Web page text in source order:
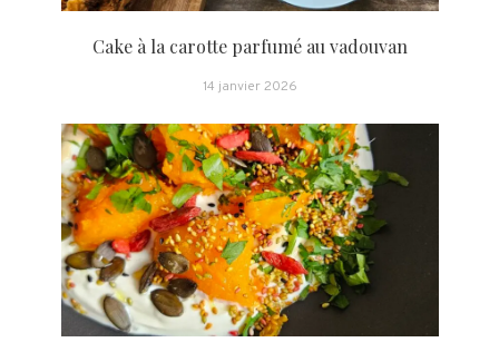
Cake à la carotte parfumé au vadouvan
14 janvier 2026